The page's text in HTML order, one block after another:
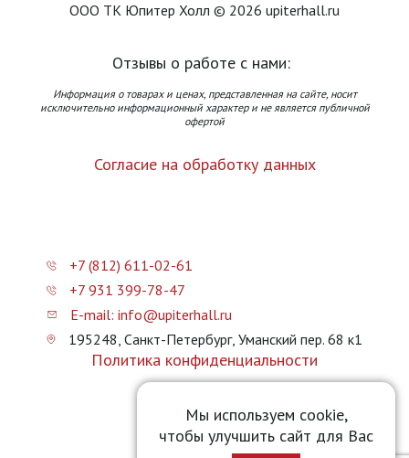
Мы используем cookie,
чтобы улучшить сайт для Вас
ООО ТК Юпитер Холл © 2026 upiterhall.ru
Отзывы о работе с нами:
Информация о товарах и ценах, представленная на сайте, носит
исключительно информационный характер и не является публичной
офертой
Согласие на обработку данных
+7 (812) 611-02-61
+7 931 399-78-47
E-mail: info@upiterhall.ru
195248, Санкт-Петербург, Уманский пер. 68 к1
Политика конфиденциальности
Карта сайта
Прайс-лист